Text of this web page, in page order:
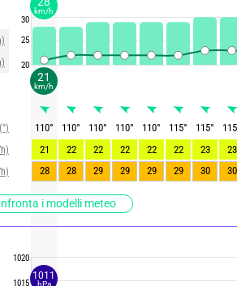
(°)
i modelli meteo
30
25
20
1020
1015
110° 110° 110° 110° 110° 115° 115°
115
21
22 22 22 22 22 23
23
28
28 29 29 29 29 30 30
21
km/h
km/h
1011
hPa